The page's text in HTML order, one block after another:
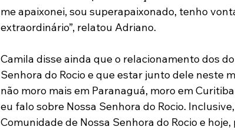
me apaixonei, sou superapaixonado, tenho
extraordinário”, relatou Adriano.
Camila disse ainda que o relacionamento dos
Senhora do Rocio e que estar junto dele neste
não moro mais em Paranaguá, moro em
eu falo sobre Nossa Senhora do Rocio.
Comunidade de Nossa Senhora do Rocio e